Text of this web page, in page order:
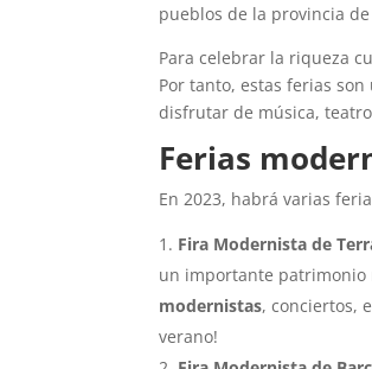
pueblos de la provincia
Para celebrar la riqueza
Por tanto, estas ferias
disfrutar de música,
Ferias
En 2023, habrá varias
Fira Modernista de
un importante
modernistas, conciertos,
verano!